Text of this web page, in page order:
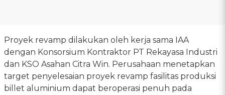
Proyek revamp dilakukan oleh kerja sama IAA
dengan Konsorsium Kontraktor PT Rekayasa Industri
dan KSO Asahan Citra Win. Perusahaan menetapkan
target penyelesaian proyek revamp fasilitas produksi
billet aluminium dapat beroperasi penuh pada